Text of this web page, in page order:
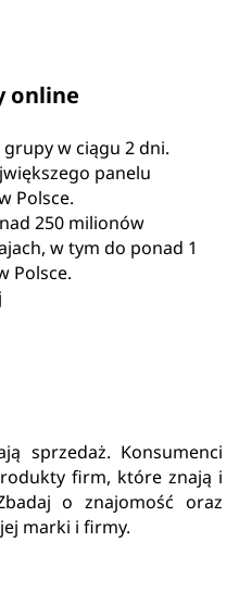
online
w ciągu 2 dni.
panelu
Polsce.
250 milionów
w tym do ponad 1
Polsce.
sprzedaż. Konsumenci
firm, które znają i
o znajomość oraz
marki i firmy.